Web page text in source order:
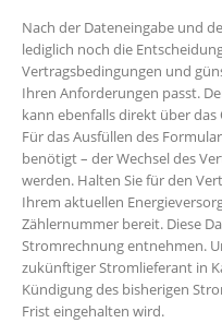
Nach der Dateneingabe und
lediglich noch die
Vertragsbedingungen und
Ihren Anforderungen passt.
kann ebenfalls direkt über
Für das Ausfüllen des
benötigt – der Wechsel des
werden. Halten Sie für den
Ihrem aktuellen
Zählernummer bereit. Diese
Stromrechnung entnehmen.
zukünftiger Stromlieferant in
Kündigung des bisherigen
Frist eingehalten wird.